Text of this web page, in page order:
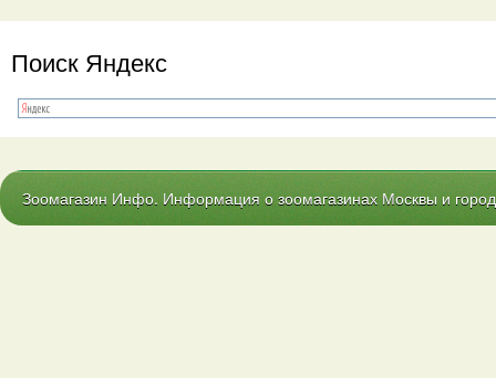
Поиск Яндекс
Зоомагазин Инфо. Информация о зоомагазинах Москвы и